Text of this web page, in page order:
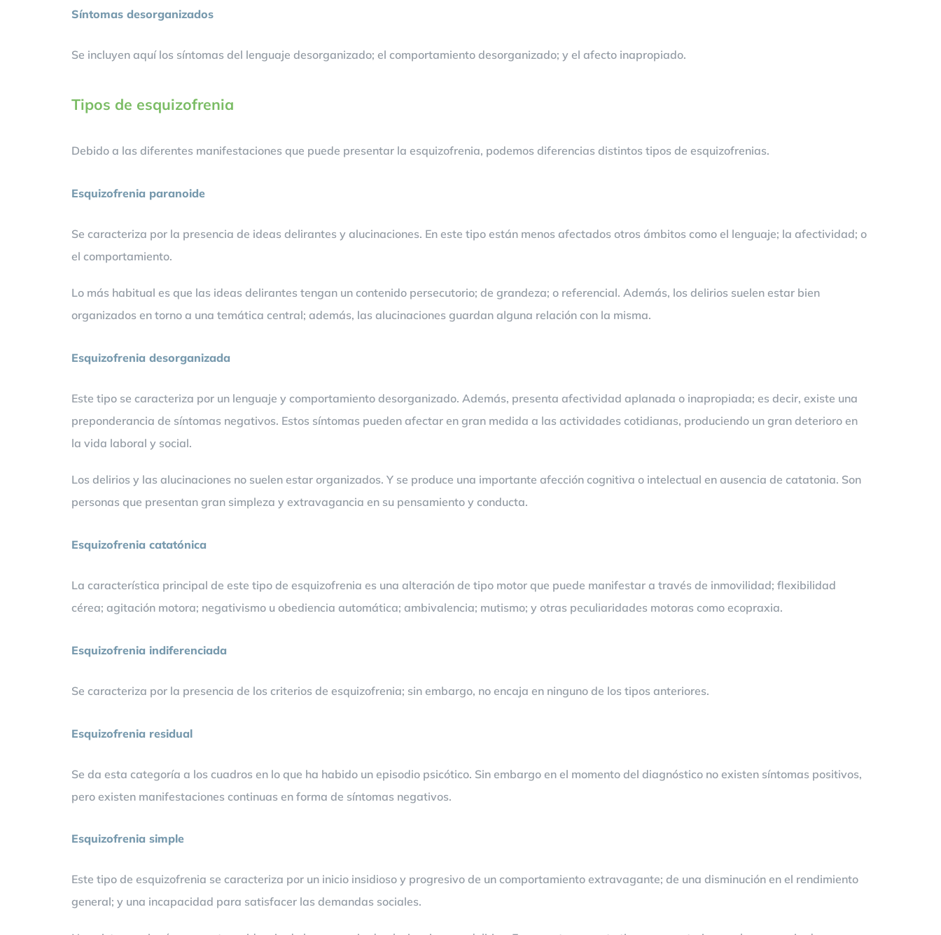
Síntomas desorganizados
Se incluyen aquí los síntomas del lenguaje desorganizado; el comportamiento desorganizado; y el afecto inapropiado.
Tipos de esquizofrenia
Debido a las diferentes manifestaciones que puede presentar la esquizofrenia, podemos diferencias distintos tipos de esquizofrenias.
Esquizofrenia paranoide
Se caracteriza por la presencia de ideas delirantes y alucinaciones. En este tipo están menos afectados otros ámbitos como el lenguaje; la afectividad; o
el comportamiento.
Lo más habitual es que las ideas delirantes tengan un contenido persecutorio; de grandeza; o referencial. Además, los delirios suelen estar bien
organizados en torno a una temática central; además, las alucinaciones guardan alguna relación con la misma.
Esquizofrenia desorganizada
Este tipo se caracteriza por un lenguaje y comportamiento desorganizado. Además, presenta afectividad aplanada o inapropiada; es decir, existe una
preponderancia de síntomas negativos. Estos síntomas pueden afectar en gran medida a las actividades cotidianas, produciendo un gran deterioro en
la vida laboral y social.
Los delirios y las alucinaciones no suelen estar organizados. Y se produce una importante afección cognitiva o intelectual en ausencia de catatonia. Son
personas que presentan gran simpleza y extravagancia en su pensamiento y conducta.
Esquizofrenia catatónica
La característica principal de este tipo de esquizofrenia es una alteración de tipo motor que puede manifestar a través de inmovilidad; flexibilidad
cérea; agitación motora; negativismo u obediencia automática; ambivalencia; mutismo; y otras peculiaridades motoras como ecopraxia.
Esquizofrenia indiferenciada
Se caracteriza por la presencia de los criterios de esquizofrenia; sin embargo, no encaja en ninguno de los tipos anteriores.
Esquizofrenia residual
Se da esta categoría a los cuadros en lo que ha habido un episodio psicótico. Sin embargo en el momento del diagnóstico no existen síntomas positivos,
pero existen manifestaciones continuas en forma de síntomas negativos.
Esquizofrenia simple
Este tipo de esquizofrenia se caracteriza por un inicio insidioso y progresivo de un comportamiento extravagante; de una disminución en el rendimiento
general; y una incapacidad para satisfacer las demandas sociales.